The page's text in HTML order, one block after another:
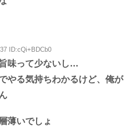
ID:cQi+BDCb0
味って少ないし…
やる気持ちわかるけど、俺が
薄いでしょ